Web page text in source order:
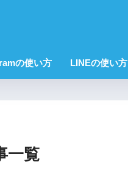
の使い方 LINEの使い方
一覧